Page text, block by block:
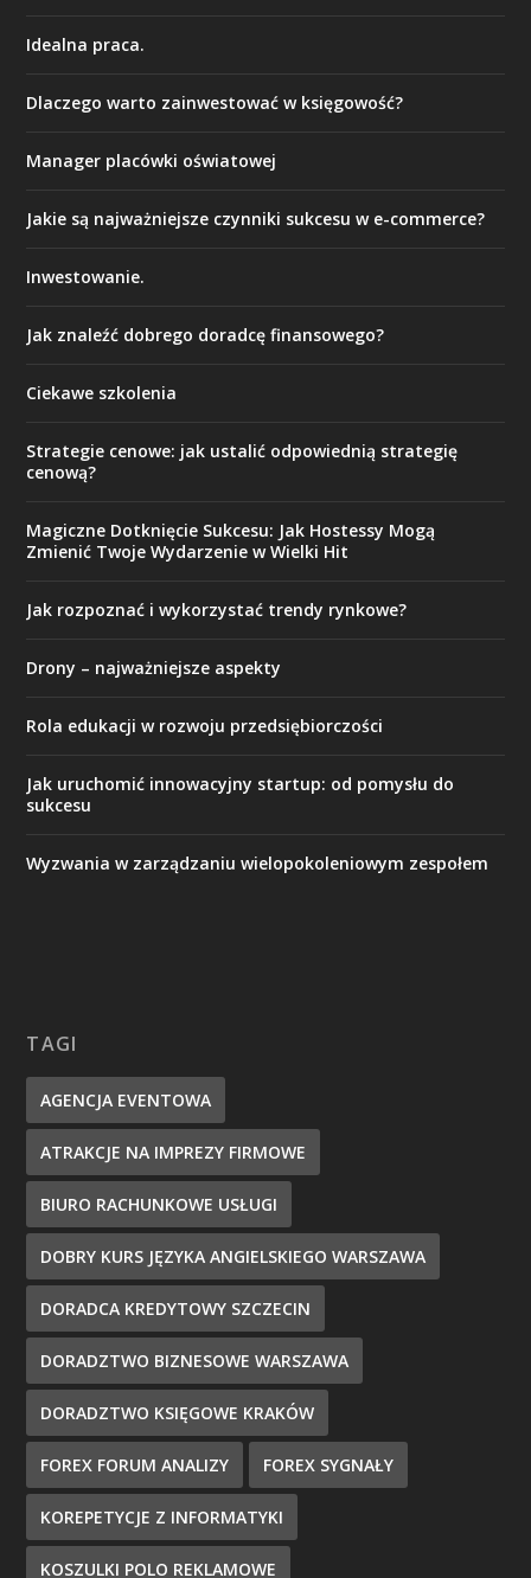
Idealna praca.
Dlaczego warto zainwestować w księgowość?
Manager placówki oświatowej
Jakie są najważniejsze czynniki sukcesu w e-commerce?
Inwestowanie.
Jak znaleźć dobrego doradcę finansowego?
Ciekawe szkolenia
Strategie cenowe: jak ustalić odpowiednią strategię
cenową?
Magiczne Dotknięcie Sukcesu: Jak Hostessy Mogą
Zmienić Twoje Wydarzenie w Wielki Hit
Jak rozpoznać i wykorzystać trendy rynkowe?
Drony – najważniejsze aspekty
Rola edukacji w rozwoju przedsiębiorczości
Jak uruchomić innowacyjny startup: od pomysłu do
sukcesu
Wyzwania w zarządzaniu wielopokoleniowym zespołem
TAGI
AGENCJA EVENTOWA
ATRAKCJE NA IMPREZY FIRMOWE
BIURO RACHUNKOWE USŁUGI
DOBRY KURS JĘZYKA ANGIELSKIEGO WARSZAWA
DORADCA KREDYTOWY SZCZECIN
DORADZTWO BIZNESOWE WARSZAWA
DORADZTWO KSIĘGOWE KRAKÓW
FOREX FORUM ANALIZY FOREX SYGNAŁY
KOREPETYCJE Z INFORMATYKI
KOSZULKI POLO REKLAMOWE